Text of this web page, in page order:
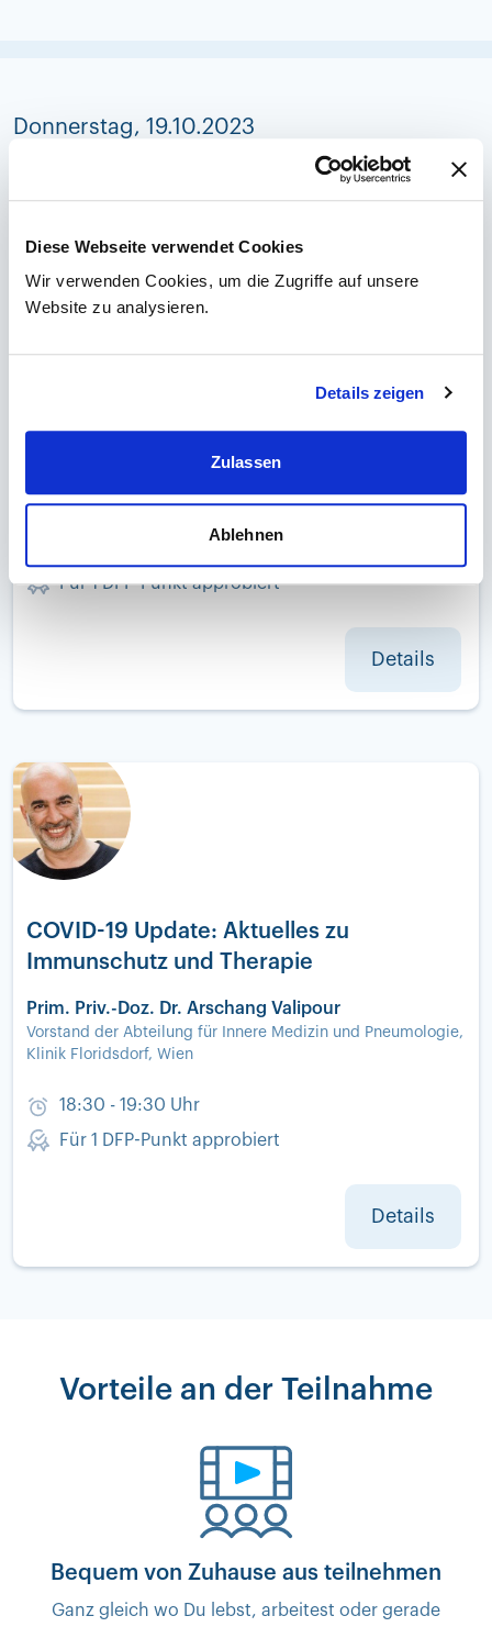
Diese Webseite verwendet Cookies
Wir verwenden Cookies, um die Zugriffe auf unsere
Website zu analysieren.
Details zeigen
Zulassen
Ablehnen
Donnerstag, 19.10.2023
Typ-2-Diabetes, Herzinsuffizienz und CKD
Abteilungsvorstand der 1. Medizinischen Abteilung mit
Diabetologie, Endokrinologie und Nephrologie der Klinik
Adipositas und Stoffwechselerkrankungen
Für 1 DFP-Punkt approbiert
Details
COVID-19 Update: Aktuelles zu
Immunschutz und Therapie
Prim. Priv.-Doz. Dr. Arschang Valipour
Vorstand der Abteilung für Innere Medizin und Pneumologie,
Klinik Floridsdorf, Wien
18:30 - 19:30 Uhr
Für 1 DFP-Punkt approbiert
Details
Vorteile an der Teilnahme
Bequem von Zuhause aus teilnehmen
Ganz gleich wo Du lebst, arbeitest oder gerade